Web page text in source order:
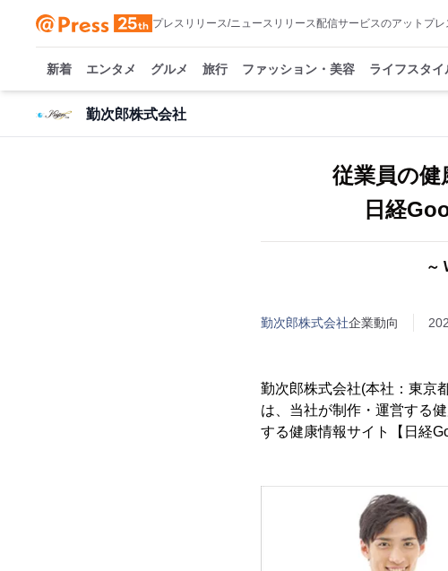
プレスリリース/ニュースリリース配信サービスのアットプレ
新着 エンタメ グルメ 旅行 ファッション・美容 ライフスタイ
勤次郎株式会社
従業員の健
日経
～
勤次郎株式会社企業動向
勤次郎株式会社(本社：東京
は、当社が制作・運営する
する健康情報サイト【日経